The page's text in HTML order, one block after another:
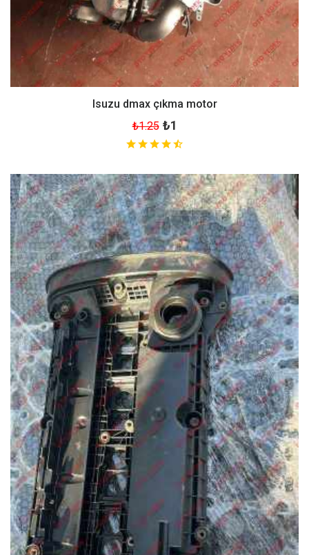
Isuzu dmax çıkma motor
₺1.25 ₺1